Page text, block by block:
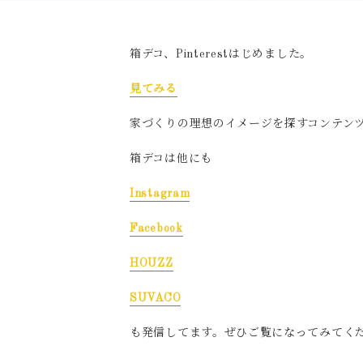
箱デコ、Pinterestはじめました。
見てみる
家づくりの理想のイメージを探すコンテン
箱デコは他にも
Instagram
Facebook
HOUZZ
SUVACO
も発信してます。ぜひご覧になってみてく